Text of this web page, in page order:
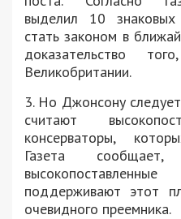
выделил 10
стать законом в
доказательство
Великобритании.
3. Но Джонсону
считают
консерваторы,
Газета
высокопоставленные
поддерживают этот
очевидного преемника.